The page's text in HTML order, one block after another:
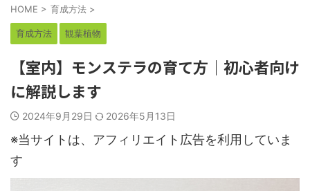
HOME > 育成方法 >
育成方法 観葉植物
【室内】モンステラの育て方｜初心者向け
に解説します
2024年9月29日 2026年5月13日
※当サイトは、アフィリエイト広告を利用していま
す